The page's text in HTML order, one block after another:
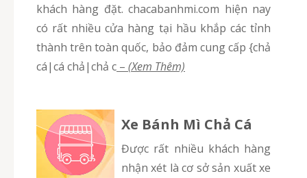
khách hàng đặt. chacabanhmi.com hiện nay
có rất nhiều cửa hàng tại hầu khắp các tỉnh
thành trên toàn quốc, bảo đảm cung cấp {chả
cá|cá chả|chả c – (Xem Thêm)
Xe Bánh Mì Chả Cá
Được rất nhiều khách hàng
nhận xét là cơ sở sản xuất xe